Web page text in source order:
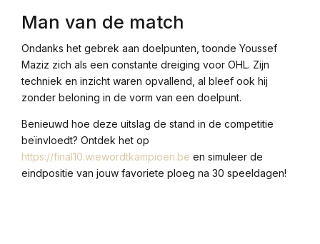
Man van de match
Ondanks het gebrek aan doelpunten, toonde Youssef
Maziz zich als een constante dreiging voor OHL. Zijn
techniek en inzicht waren opvallend, al bleef ook hij
zonder beloning in de vorm van een doelpunt.
Benieuwd hoe deze uitslag de stand in de competitie
beïnvloedt? Ontdek het op
https://final10.wiewordtkampioen.be en simuleer de
eindpositie van jouw favoriete ploeg na 30 speeldagen!